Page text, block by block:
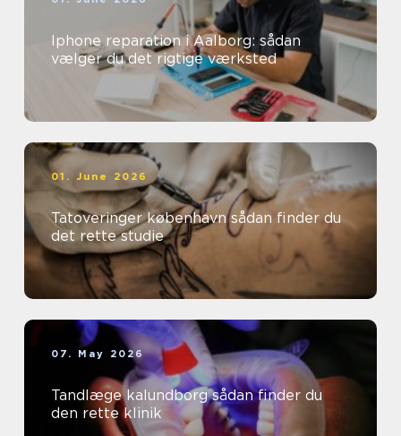
Iphone reparation i Aalborg: sådan
vælger du det rigtige værksted
01. June 2026
Tatoveringer københavn sådan finder du
det rette studie
07. May 2026
Tandlæge kalundborg sådan finder du
den rette klinik